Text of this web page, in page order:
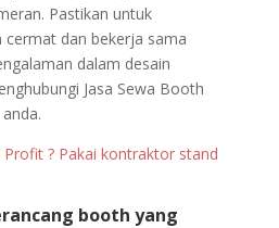
Pastikan untuk
cermat dan bekerja sama
dalam desain
Jasa Sewa Booth
Profit ? Pakai kontraktor stand
booth yang